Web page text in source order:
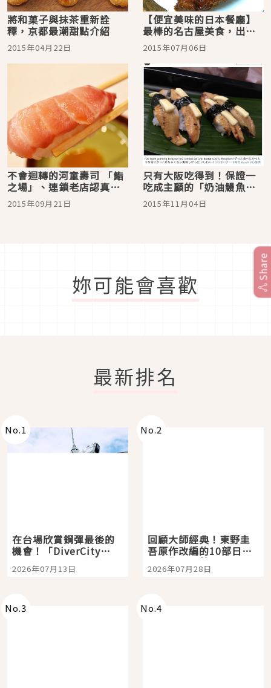
將和菓子與抹茶重新詮
釋，京都最潮甜點介紹
2015年04月22日
【便宜美味的日本餐廳】
最棒的名古屋美食，出眾
且精湛的美味！名古屋車
站附近的「吞氣屋」
2015年07月06日
不會迴轉的河童壽司 「鮨
之場」、連鎖老店認真起
來加入新營業型態就變這
樣！
2015年09月21日
只有大阪吃得到！保證一
吃成主顧的「奶油鰻魚握
壽司」？！
2015年11月04日
妳可能會喜歡
最新排名
No.1
在台場欣賞鋼彈最後的
機會！「DiverCity
Tokyo Plaza」搭船、
購物、美食及夜景，一
2026年07月13日
No.2
回顧大師經典！東野圭
吾原作改編的10部日本
影視作品推薦
2026年07月28日
No.3 No.4
Share